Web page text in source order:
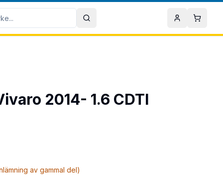
Sök Mitt konto
2014- 1.6 CDTI
av gammal del)